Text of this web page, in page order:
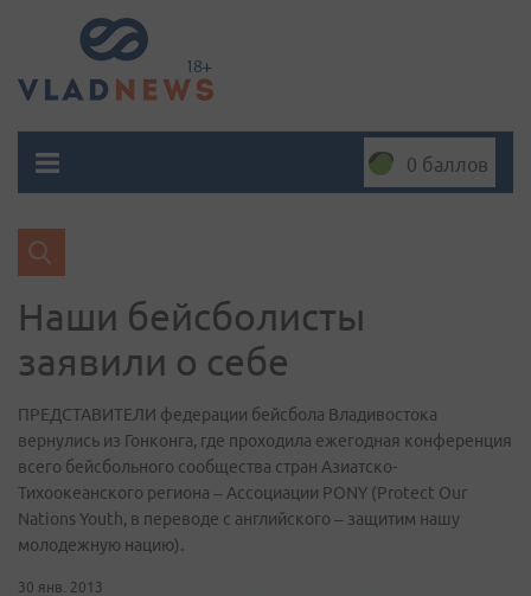
0 баллов
Наши бейсболисты
заявили о себе
ПРЕДСТАВИТЕЛИ федерации бейсбола Владивостока
вернулись из Гонконга, где проходила ежегодная конференция
всего бейсбольного сообщества стран Азиатско-
Тихоокеанского региона – Ассоциации PONY (Protect Our
Nations Youth, в переводе с английского – защитим нашу
молодежную нацию).
30 янв. 2013